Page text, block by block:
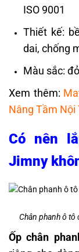
ISO 9001
Thiết kế:
dai, chống
Màu sắc:
Xem thêm:
Nâng Tầm Nội
Có nên
Jimny
Chân phanh ô
Ốp chân